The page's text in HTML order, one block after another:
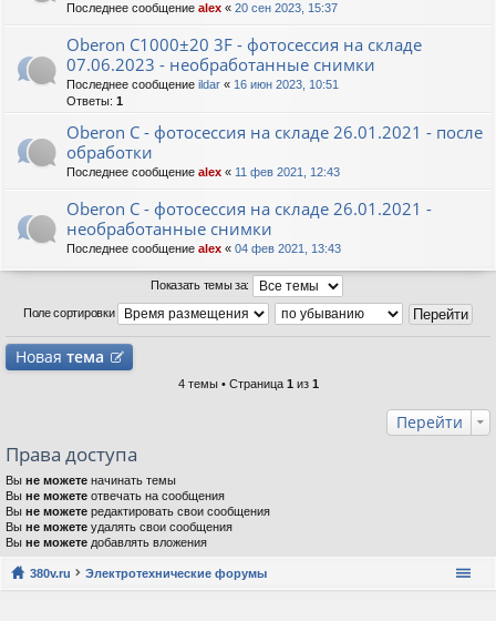
Последнее сообщение alex « 20 сен 2023, 15:37
Oberon C1000±20 3F - фотосессия на складе
07.06.2023 - необработанные снимки
Последнее сообщение ildar « 16 июн 2023, 10:51
Ответы: 1
Oberon C - фотосессия на складе 26.01.2021 - после
обработки
Последнее сообщение alex « 11 фев 2021, 12:43
Oberon C - фотосессия на складе 26.01.2021 -
необработанные снимки
Последнее сообщение alex « 04 фев 2021, 13:43
Показать темы за:
Поле сортировки
Новая тема
4 темы • Страница 1 из 1
Перейти
Права доступа
Вы не можете начинать темы
Вы не можете отвечать на сообщения
Вы не можете редактировать свои сообщения
Вы не можете удалять свои сообщения
Вы не можете добавлять вложения
380v.ru Электротехнические форумы